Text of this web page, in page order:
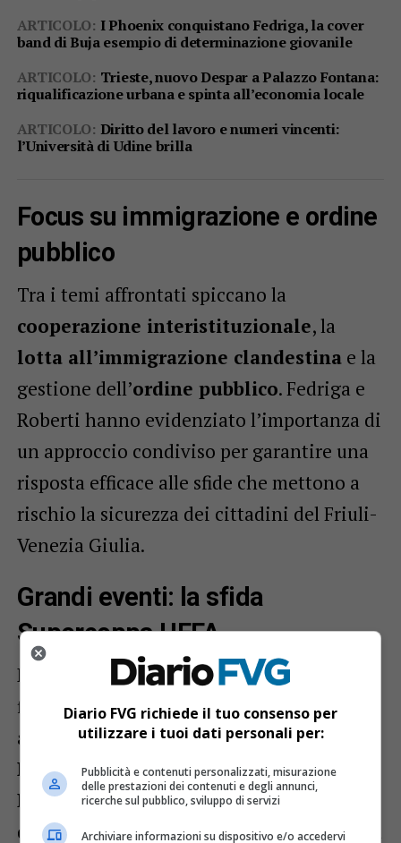
ARTICOLO: I Phoenix conquistano Fedriga, la cover
band di Buja esempio di determinazione giovanile
ARTICOLO: Trieste, nuovo Despar a Palazzo Fontana:
riqualificazione urbana e spinta all’economia locale
ARTICOLO: Diritto del lavoro e numeri vincenti:
l’Università di Udine brilla
Focus su immigrazione e ordine
pubblico
Tra i temi affrontati spiccano la
cooperazione interistituzionale, la
lotta all’immigrazione clandestinae la
gestione dell’ordine pubblico. Fedriga e
Roberti hanno evidenziato l’importanza di
un approccio condiviso per garantire una
risposta efficace alle sfide che mettono a
rischio la sicurezza dei cittadini del Friuli-
Venezia Giulia.
Grandi eventi: la sfida
Supercoppa UEFA
Particolare attenzione è stata dedicata alla
finale diSupercoppa UEFA del 13 agosto
a Udine. L’afflusso di numerosi tifosi di
Paris Saint-GermaineTottenham
Hotspurrichiederà un impegnativo
dispositivo di sicurezza. La Questura, con il
Diario FVG richiede il tuo consenso per
utilizzare i tuoi dati personali per:
Pubblicità e contenuti personalizzati, misurazione
delle prestazioni dei contenuti e degli annunci,
ricerche sul pubblico, sviluppo di servizi
Archiviare informazioni su dispositivo e/o accedervi